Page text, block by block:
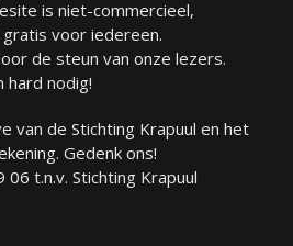
is niet-commercieel,
voor iedereen.
de steun van onze lezers.
hard nodig!
van de Stichting Krapuul en het
Gedenk ons!
06 t.n.v. Stichting Krapuul